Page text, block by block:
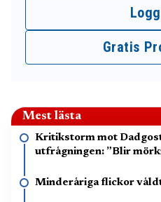
Gratis
Mest lästa
Kritikstorm mot
utfrågningen: ”Blir
Minderåriga flickor